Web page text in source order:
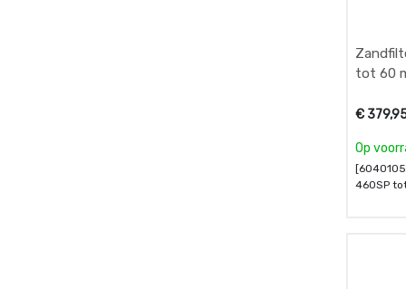
tot 60
€
Op
460SP